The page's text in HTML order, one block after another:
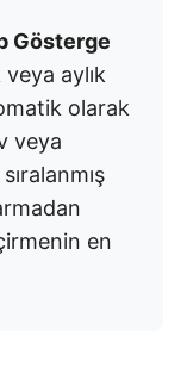
Gösterge
aylık
olarak
veya
en